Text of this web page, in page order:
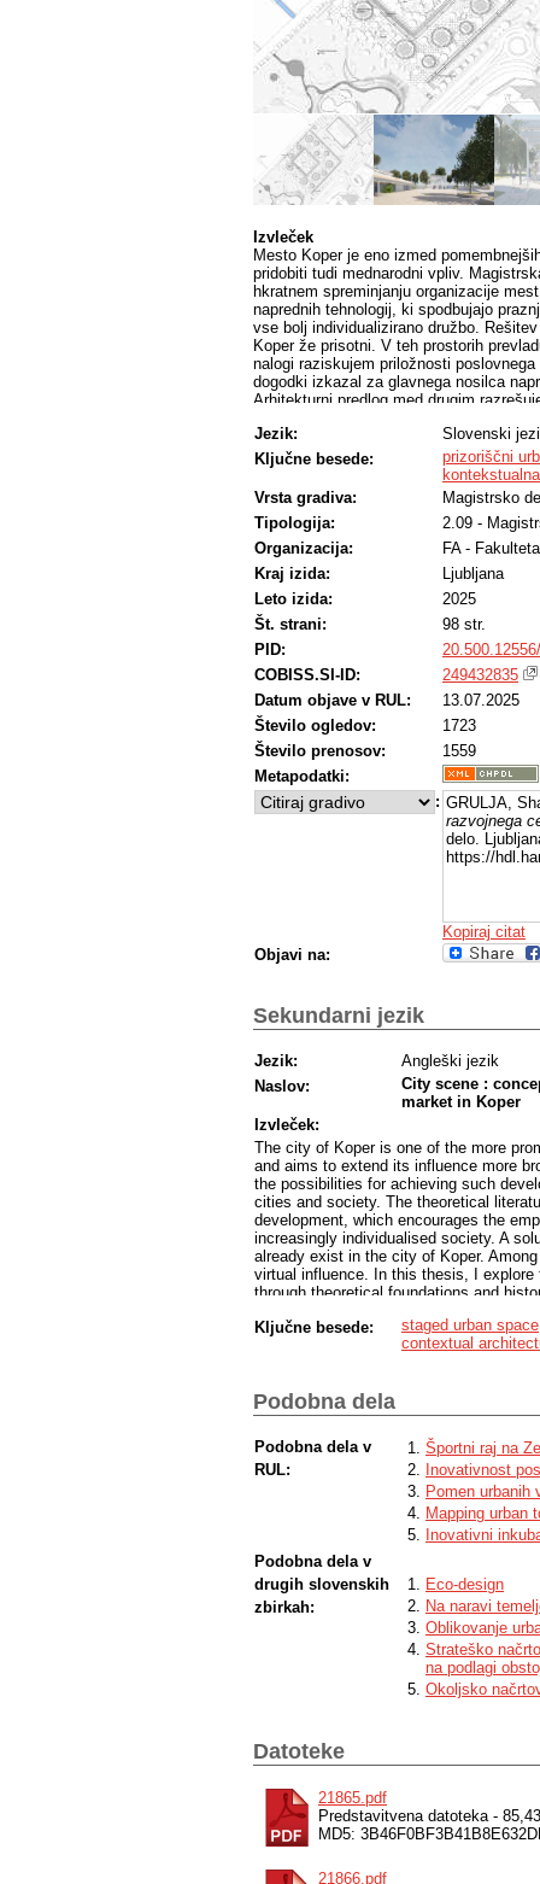
Izvleček
Mesto Koper je eno izmed
pridobiti tudi mednarodni vpliv.
hkratnem spreminjanju organizacije
naprednih tehnologij, ki spodbujajo
vse bolj individualizirano družbo.
Koper že prisotni. V teh prostorih
nalogi raziskujem priložnosti
dogodki izkazal za glavnega nosilca
Arhitekturni predlog med drugim
kot prizorišče mesta ob že prisotnih
funkcionira kot sodobni javni prostor ter
zagon razvoja, produkcije,
umestitve Kopra med pomembnejša
Jezik:
Slovenski
Ključne besede:
prizoriščni
Vrsta gradiva:
Magistrsko
Tipologija:
2.09 -
Organizacija:
FA -
Kraj izida:
Ljubljana
Leto izida:
2025
Št. strani:
98 str.
PID:
COBISS.SI-ID:
249432835
Datum objave v RUL:
13.07.2025
Število ogledov:
1723
Število prenosov:
1559
Metapodatki:
: GRULJA,
razvojnega
delo.
https://
Kopiraj citat
Objavi na:
Sekundarni jezik
Jezik:
Angleški jezik
Naslov:
City scene :
market in Koper
Izvleček:
The city of Koper is one of the more
and aims to extend its influence more
the possibilities for achieving such
cities and society. The theoretical
development, which encourages the
increasingly individualised society. A
already exist in the city of Koper.
virtual influence. In this thesis, I
through theoretical foundations and
The architectural proposal also
area, the integration of a multimodal
boundaries. The proposal acts as a
quality of living. The development
among the world’s more significant
Ključne besede: staged urban space
contextual
Podobna dela
Podobna dela v
RUL:
Športni raj na
Inovativnost
Pomen urbanih
Mapping urban
Inovativni
Podobna dela v
drugih slovenskih
zbirkah:
Eco-design
Na naravi
Oblikovanje
Strateško
na podlagi
Okoljsko
Datoteke
21865.pdf
Predstavitvena datoteka -
MD5:
21866.pdf